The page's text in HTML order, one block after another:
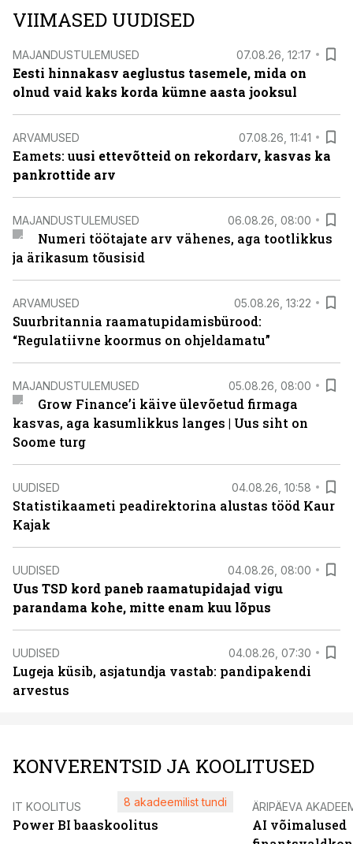
VIIMASED UUDISED
MAJANDUSTULEMUSED 07.08.26, 12:17
Eesti hinnakasv aeglustus tasemele, mida on
olnud vaid kaks korda kümne aasta jooksul
ARVAMUSED 07.08.26, 11:41
Eamets: uusi ettevõtteid on rekordarv, kasvas ka
pankrottide arv
MAJANDUSTULEMUSED 06.08.26, 08:00
Numeri töötajate arv vähenes, aga tootlikkus
ja ärikasum tõusisid
ARVAMUSED 05.08.26, 13:22
Suurbritannia raamatupidamisbürood:
“Regulatiivne koormus on ohjeldamatu”
MAJANDUSTULEMUSED 05.08.26, 08:00
Grow Finance’i käive ülevõetud firmaga
kasvas, aga kasumlikkus langes | Uus siht on
Soome turg
UUDISED 04.08.26, 10:58
Statistikaameti peadirektorina alustas tööd Kaur
Kajak
UUDISED 04.08.26, 08:00
Uus TSD kord paneb raamatupidajad vigu
parandama kohe, mitte enam kuu lõpus
UUDISED 04.08.26, 07:30
Lugeja küsib, asjatundja vastab: pandipakendi
arvestus
KONVERENTSID JA KOOLITUSED
IT KOOLITUS
Power BI baaskoolitus
8 akadeemilist tundi ÄRIPÄEVA
AI võimalused